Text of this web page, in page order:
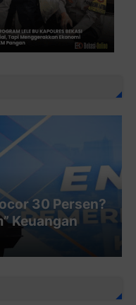
30 Persen?
Keuangan